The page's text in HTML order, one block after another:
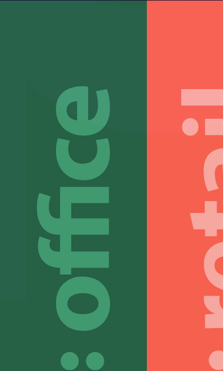
Créer votre aménagement idéal n’est pas à
prendre à la légère. Aujourd’hui plus que
jamais, les espaces de travail doivent
permettre à chaque collaborateur de vivre,
échanger et travailler le plus sereinement
Améliorer la productivité, Booster
des équipes ou attirer les talents, Opus fait
équipe avec vous pour relever ces défis.
#amenagementreussi #collaboration
#bienetreautravail
En savoir plus
votre
de
vous
une
#design
En